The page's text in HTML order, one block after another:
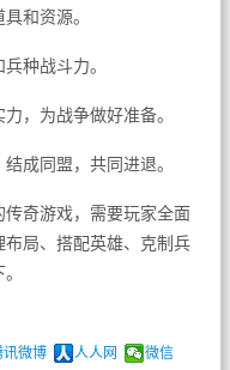
和资源。
种战斗力。
，为战争做好准备。
成同盟，共同进退。
传奇游戏，需要玩家全面
局、搭配英雄、克制兵
讯微博 人人网 微信